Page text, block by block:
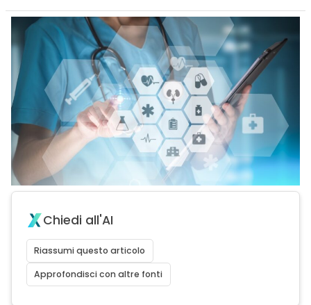
Chiedi all'AI
Riassumi questo articolo
Approfondisci con altre fonti